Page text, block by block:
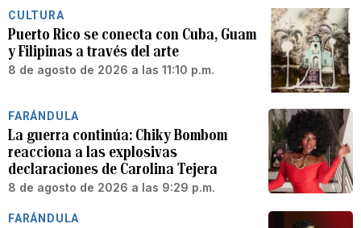
CULTURA
Puerto Rico se conecta con Cuba, Guam
y Filipinas a través del arte
8 de agosto de 2026 a las 11:10 p.m.
FARÁNDULA
La guerra continúa: Chiky Bombom
reacciona a las explosivas
declaraciones de Carolina Tejera
8 de agosto de 2026 a las 9:29 p.m.
FARÁNDULA